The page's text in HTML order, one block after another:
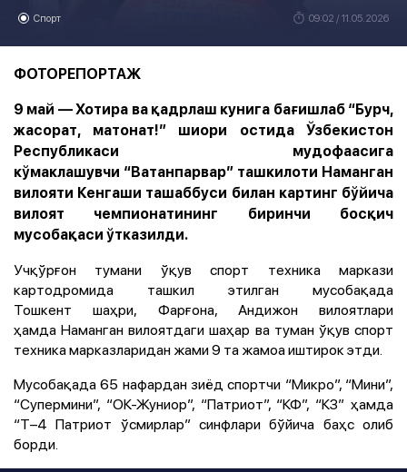
Спорт 09:02 / 11.05.2026
ФОТОРЕПОРТАЖ
9 май — Хотира ва қадрлаш кунига бағишлаб “Бурч,
жасорат, матонат!” шиори остида Ўзбекистон
Республикаси мудофаасига
кўмаклашувчи “Ватанпарвар” ташкилоти Наманган
вилояти Кенгаши ташаббуси билан картинг бўйича
вилоят чемпионатининг биринчи босқич
мусобақаси ўтказилди.
Учқўрғон тумани ўқув спорт техника маркази
картодромида ташкил этилган мусобақада
Тошкент шаҳри, Фарғона, Андижон вилоятлари
ҳамда Наманган вилоятдаги шаҳар ва туман ўқув спорт
техника марказларидан жами 9 та жамоа иштирок этди.
Мусобақада 65 нафардан зиёд спортчи “Микро”, “Мини”,
“Супермини”, “ОК-Жуниор”, “Патриот”, “КФ”, “КЗ” ҳамда
“Т–4 Патриот ўсмирлар” синфлари бўйича баҳс олиб
борди.